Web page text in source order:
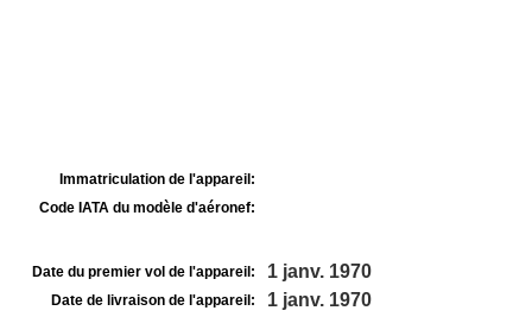
Immatriculation de l'appareil:
Code IATA du modèle d'aéronef:
Date du premier vol de l'appareil: 1 janv. 1970
Date de livraison de l'appareil: 1 janv. 1970